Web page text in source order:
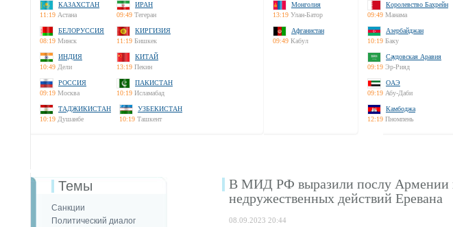
КАЗАХСТАН
11:19 Астана
ИРАН
09:49 Тегеран
БЕЛОРУССИЯ
08:19 Минск
КИРГИЗИЯ
11:19 Бишкек
ИНДИЯ
10:49 Дели
КИТАЙ
13:19 Пекин
РОССИЯ
09:19 Москва
ПАКИСТАН
10:19 Исламабад
ТАДЖИКИСТАН
10:19 Душанбе
УЗБЕКИСТАН
10:19 Ташкент
Монголия
13:19 Улан-Батор
Афганистан
09:49 Кабул
Королевство Бахрейн
09:49 Манама
Азербайджан
10:19 Баку
Саудовская Аравия
09:19 Эр-Рияд
ОАЭ
09:19 Абу-Даби
Камбоджа
12:19 Пномпень
Темы
Санкции
Политический диалог
В МИД РФ выразили послу Армении
недружественных действий Еревана
08.09.2023 20:44